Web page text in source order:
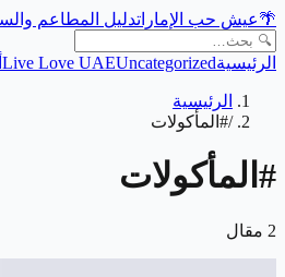
🌴عيش حب الإماراتدليل المطاعم
الرئيسية Live Love UAEUncategorized
الرئيسية
/#المأكولات
# المأكولات
2 مقال